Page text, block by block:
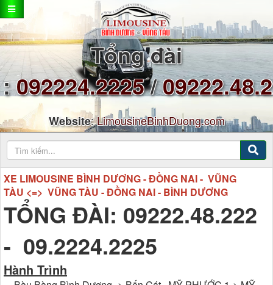
Tổng đài
:092224.2225/
Website:LimousineBinhDuong.com
XE LIMOUSINE BÌNH DƯƠNG - ĐỒNG NAI - VŨNG
TÀU <=> VŨNG TÀU - ĐỒNG NAI - BÌNH DƯƠNG
TỔNG ĐÀI: 09222.48.222
- 09.2224.2225
Hành Trình